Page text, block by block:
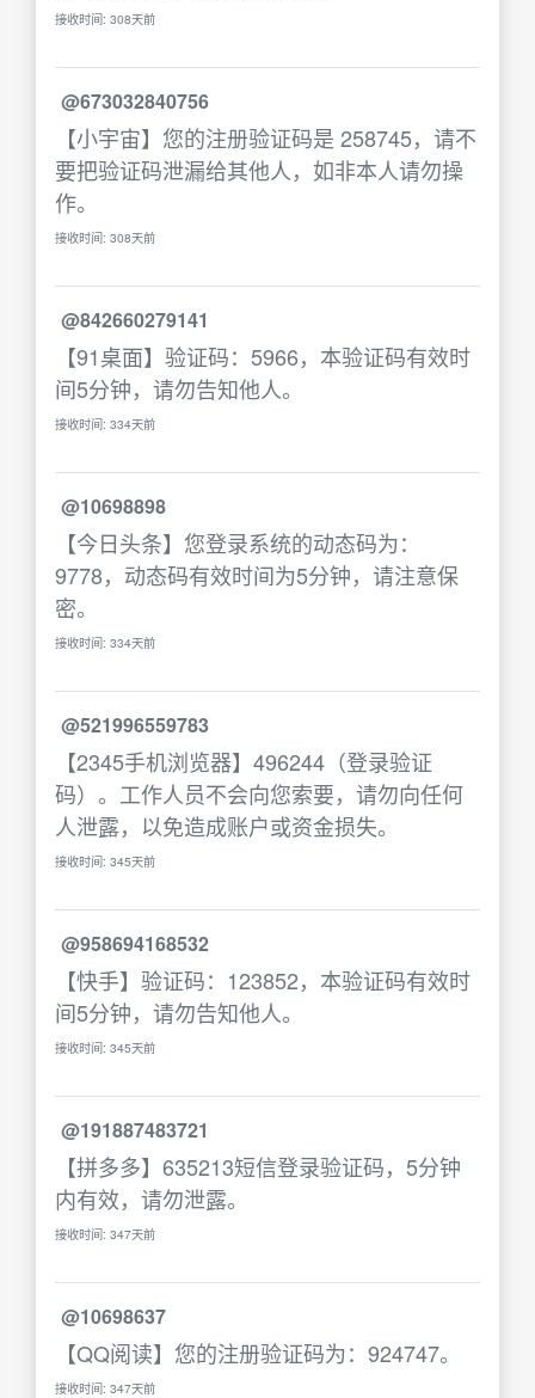
接收时间: 308天前
@673032840756
【小宇宙】您的注册验证码是 258745，请不
要把验证码泄漏给其他人，如非本人请勿操
作。
接收时间: 308天前
@842660279141
【91桌面】验证码：5966，本验证码有效时
间5分钟，请勿告知他人。
接收时间: 334天前
@10698898
【今日头条】您登录系统的动态码为：
9778，动态码有效时间为5分钟，请注意保
密。
接收时间: 334天前
@521996559783
【2345手机浏览器】496244（登录验证
码）。工作人员不会向您索要，请勿向任何
人泄露，以免造成账户或资金损失。
接收时间: 345天前
@958694168532
【快手】验证码：123852，本验证码有效时
间5分钟，请勿告知他人。
接收时间: 345天前
@191887483721
【拼多多】635213短信登录验证码，5分钟
内有效，请勿泄露。
接收时间: 347天前
@10698637
【QQ阅读】您的注册验证码为：924747。
接收时间: 347天前